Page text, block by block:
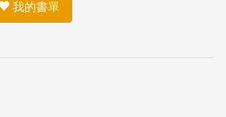
我的書單